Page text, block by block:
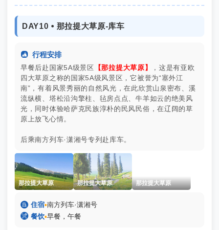
DAY10 ⦁ 那拉提大草原-库车
 行程安排
早餐后赴国家5A级景区 【那拉提大草原】
，这是有亚欧
四大草原之称的国家5A级风景区，它被誉为“塞外江
南”，有着风景秀丽的自然风光，在此欣赏山泉密布、溪
流纵横、塔松沿沟擎柱、毡房点点、牛羊如云的绝美风
光，同时体验哈萨克民族淳朴的民风民俗，在辽阔的草
原上放飞心情。
后乘南方列车·潇湘号专列赴库车。
那拉提大草原 那拉提大草原 那拉提大草原
 住宿▪南方列车·潇湘号
 餐饮▪早餐，午餐